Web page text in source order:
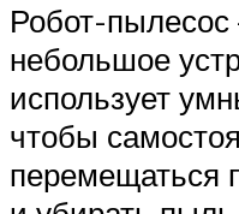
Робот-
небольшое
использует
чтобы
перемещаться